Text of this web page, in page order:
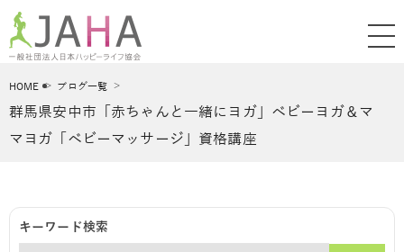
HOME ブログ一覧
群馬県安中市「赤ちゃんと一緒にヨガ」ベビーヨガ＆マ
マヨガ「ベビーマッサージ」資格講座
キーワード検索